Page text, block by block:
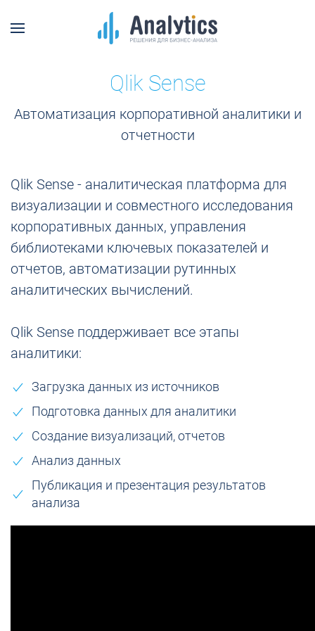
Qlik Sense
Автоматизация корпоративной аналитики и
отчетности
Qlik Sense - аналитическая платформа для
визуализации и совместного исследования
корпоративных данных, управления
библиотеками ключевых показателей и
отчетов, автоматизации рутинных
аналитических вычислений.
Qlik Sense поддерживает все этапы
аналитики:
Загрузка данных из источников
Подготовка данных для аналитики
Создание визуализаций, отчетов
Анализ данных
Публикация и презентация результатов
анализа